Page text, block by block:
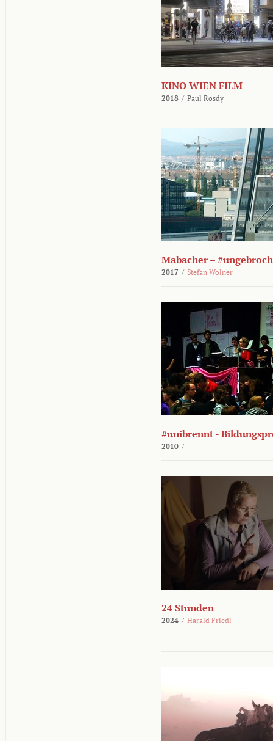
KINO WIEN FILM
2018 / Paul Rosdy
Mabacher –
2017 / Stefan Wolner
#unibrennt -
2010 /
24 Stunden
2024 / Harald Friedl